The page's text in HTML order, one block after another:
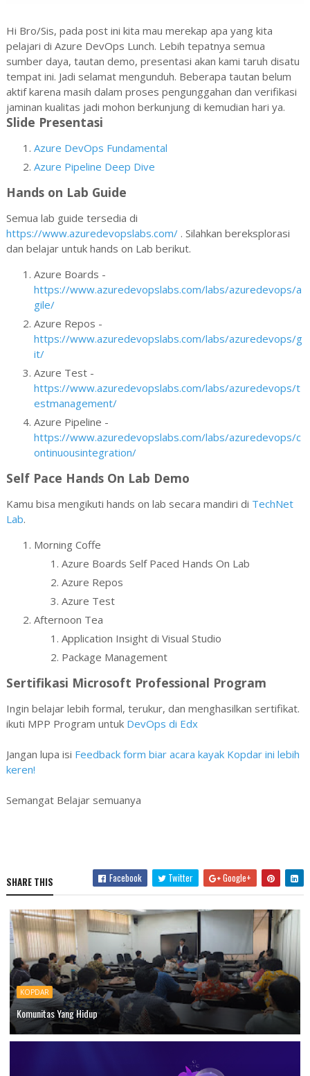
Hi Bro/Sis, pada post ini kita mau merekap apa yang kita
pelajari di Azure DevOps Lunch. Lebih tepatnya semua
sumber daya, tautan demo, presentasi akan kami taruh disatu
tempat ini. Jadi selamat mengunduh. Beberapa tautan belum
aktif karena masih dalam proses pengunggahan dan verifikasi
jaminan kualitas jadi mohon berkunjung di kemudian hari ya.
Slide Presentasi
Azure DevOps Fundamental
Azure Pipeline Deep Dive
Hands on Lab Guide
Semua lab guide tersedia di
https://www.azuredevopslabs.com/. Silahkan bereksplorasi
dan belajar untuk hands on Lab berikut.
Azure Boards -
https://www.azuredevopslabs.com/labs/azuredevops/a
gile/
Azure Repos -
https://www.azuredevopslabs.com/labs/azuredevops/g
it/
Azure Test -
https://www.azuredevopslabs.com/labs/azuredevops/t
estmanagement/
Azure Pipeline -
https://www.azuredevopslabs.com/labs/azuredevops/c
ontinuousintegration/
Self Pace Hands On Lab Demo
Kamu bisa mengikuti hands on lab secara mandiri di TechNet
Lab.
Morning Coffe
Azure Boards Self Paced Hands On Lab
Azure Repos
Azure Test
Afternoon Tea
Application Insight di Visual Studio
Package Management
Sertifikasi Microsoft Professional Program
Ingin belajar lebih formal, terukur, dan menghasilkan sertifikat.
ikuti MPP Program untuk DevOps di Edx
Jangan lupa isi Feedback form biar acara kayak Kopdar ini lebih
keren!
Semangat Belajar semuanya
SHARE THIS Facebook Twitter Google+
KOPDAR
Komunitas Yang Hidup